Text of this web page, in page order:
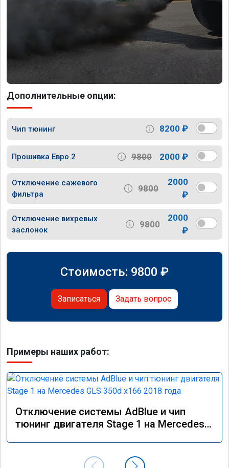
Дополнительные опции:
Чип тюнинг 8200 ₽
Прошивка Евро 2 9800 2000 ₽
Отключение сажевого
фильтра
9800
2000
₽
Отключение вихревых
заслонок
9800
2000
₽
Стоимость: 9800 ₽
Записаться Задать вопрос
Примеры наших работ:
Отключение системы AdBlue и чип
тюнинг двигателя Stage 1 на Mercedes